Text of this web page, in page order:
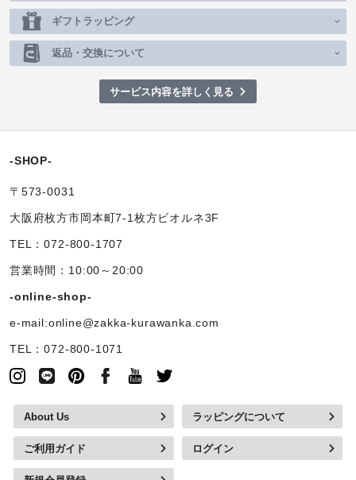
ギフトラッピング
返品・交換について
サービス内容を詳しく見る
-SHOP-
〒573-0031
大阪府枚方市岡本町7-1枚方ビオルネ3F
TEL：072-800-1707
営業時間：10:00～20:00
-online-shop-
e-mail:online@zakka-kurawanka.com
TEL：072-800-1071
About Us ラッピングについて
ご利用ガイド ログイン